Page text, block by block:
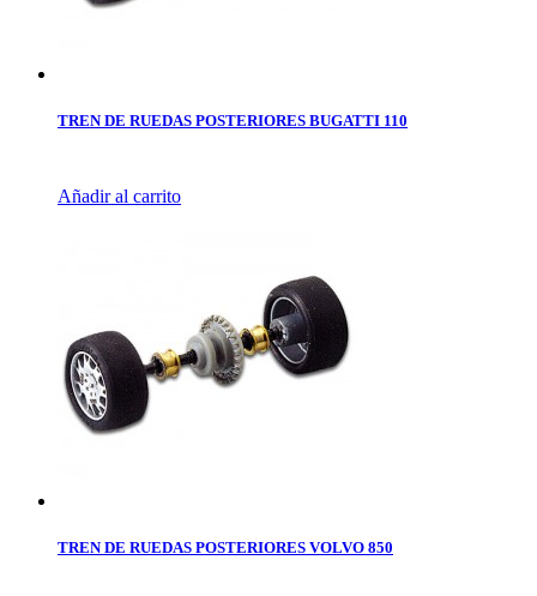
TREN DE RUEDAS POSTERIORES BUGATTI 110
Añadir al carrito
TREN DE RUEDAS POSTERIORES VOLVO 850